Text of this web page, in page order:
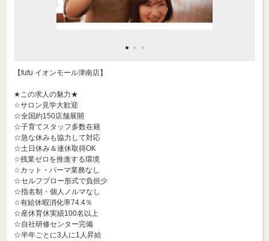
【fufu イオンモール津南店】
★この求人の魅力★
☆サロン見学大歓迎
☆全国約150店舗展開
☆子育てスタッフ多数在籍
☆急な休みも協力して対応
☆土日休み＆連休取得OK
☆残業ゼロを推進する環境
☆カット・パーマ業務なし
☆セルフブロー形式で負担少
☆指名制・個人ノルマなし
☆有給休暇消化率74.4％
☆産休育休実績100名以上
☆自社研修センター完備
☆半年ごとに3人に1人昇給